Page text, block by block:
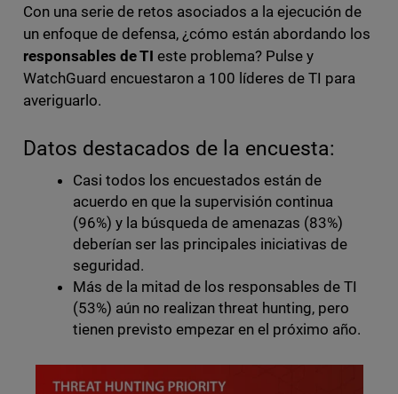
Con una serie de retos asociados a la ejecución de
un enfoque de defensa, ¿cómo están abordando los
responsables de TI este problema? Pulse y
WatchGuard encuestaron a 100 líderes de TI para
averiguarlo.
Datos destacados de la encuesta:
Casi todos los encuestados están de
acuerdo en que la supervisión continua
(96%) y la búsqueda de amenazas (83%)
deberían ser las principales iniciativas de
seguridad.
Más de la mitad de los responsables de TI
(53%) aún no realizan threat hunting, pero
tienen previsto empezar en el próximo año.